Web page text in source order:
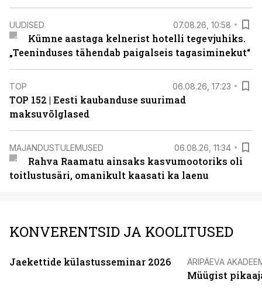
UUDISED 07.08.26, 10:58
Kümne aastaga kelnerist hotelli tegevjuhiks.
„Teeninduses tähendab paigalseis tagasiminekut“
TOP 06.08.26, 17:23
TOP 152 | Eesti kaubanduse suurimad
maksuvõlglased
MAJANDUSTULEMUSED 06.08.26, 11:34
Rahva Raamatu ainsaks kasvumootoriks oli
toitlustusäri, omanikult kaasati ka laenu
KONVERENTSID JA KOOLITUSED
Jaekettide külastusseminar 2026 ÄRIPÄEVA
Müügist